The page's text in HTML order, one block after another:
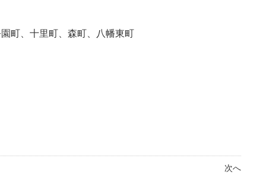
町、十里町、森町、八幡東町
次へ